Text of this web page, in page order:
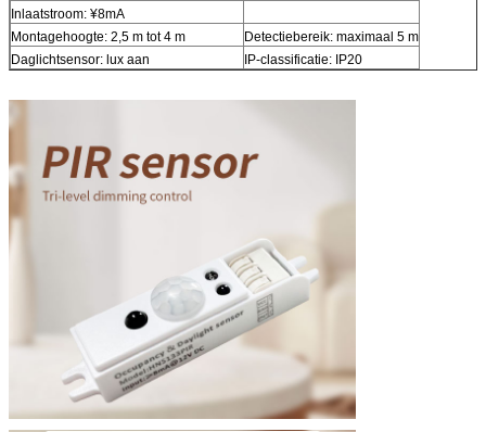
Inlaatstroom: ¥8mA
Montagehoogte: 2,5 m tot 4 m
Detectiebereik: maximaal 5 m
Daglichtsensor: lux aan
IP-classificatie: IP20